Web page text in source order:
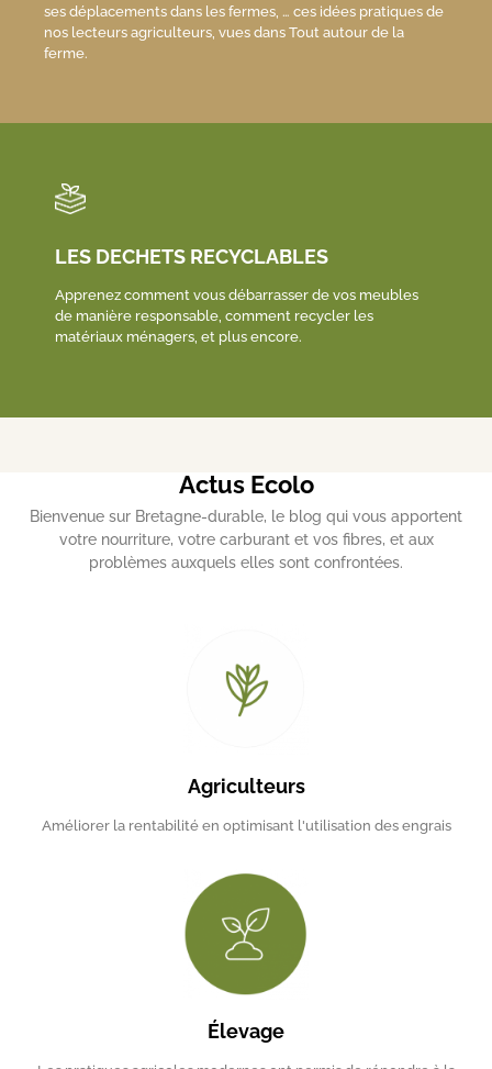
ses déplacements dans les fermes, … ces idées pratiques de
nos lecteurs agriculteurs, vues dans Tout autour de la
ferme.
LES DECHETS RECYCLABLES
Apprenez comment vous débarrasser de vos meubles
de manière responsable, comment recycler les
matériaux ménagers, et plus encore.
Actus Ecolo
Bienvenue sur Bretagne-durable, le blog qui vous apportent
votre nourriture, votre carburant et vos fibres, et aux
problèmes auxquels elles sont confrontées.
Agriculteurs
Améliorer la rentabilité en optimisant l'utilisation des engrais
Élevage